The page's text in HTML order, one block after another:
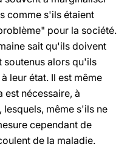
comme s'ils étaient
pour la société.
sait qu'ils doivent
soutenus alors qu'ils
leur état. Il est même
est nécessaire, à
même s'ils ne
cependant de
de la maladie.